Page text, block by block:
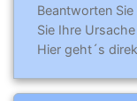
Beantworten
Sie Ihre
Hier geht´s